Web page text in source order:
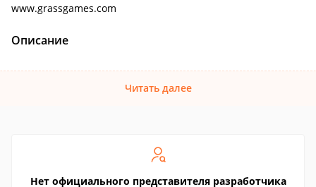
www.grassgames.com
Описание
Читать далее
Нет официального представителя разработчика